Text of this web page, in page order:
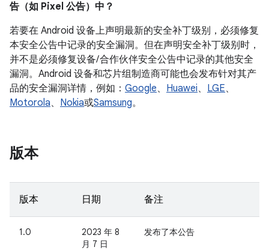
告（如 Pixel 公告）中？
若要在 Android 设备上声明最新的安全补丁级别，必须修复
本安全公告中记录的安全漏洞。但在声明安全补丁级别时，
并不是必须修复设备/ 合作伙伴安全公告中记录的其他安全
漏洞。Android 设备和芯片组制造商可能也会发布针对其产
品的安全漏洞详情，例如： Google、 Huawei、 LGE、
Motorola、 Nokia或Samsung。
版本
版本 日期 备注
1.0
2023 年 8
月 7 日
发布了本公告